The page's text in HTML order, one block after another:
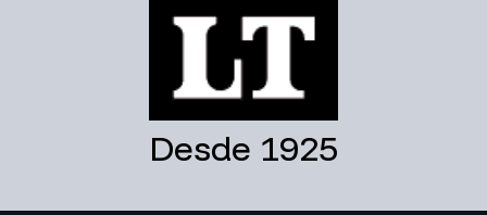
Desde 1925